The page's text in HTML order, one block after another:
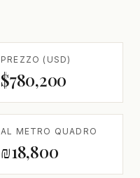
PREZZO (USD)
$780,200
AL METRO QUADRO
₪18,800